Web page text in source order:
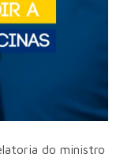
do ministro